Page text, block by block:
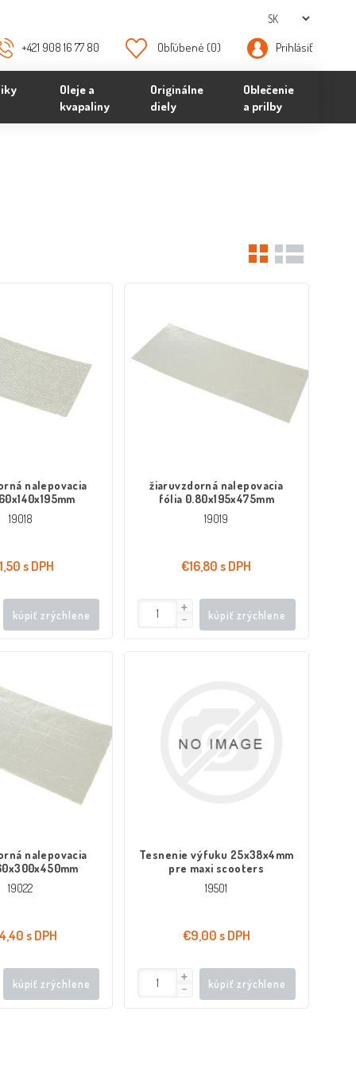
+421 908 16 77 80 Obľúbené (0) Prihlásiť
Oleje a
kvapaliny
Originálne
diely
Oblečenie
a prilby
nalepovacia
19018
s DPH
kúpiť zrýchlene
žiaruvzdorná nalepovacia
fólia 0.80x195x475mm
19019
€16,80 s DPH
kúpiť zrýchlene
nalepovacia
19022
s DPH
kúpiť zrýchlene
Tesnenie výfuku 25x38x4mm
pre maxi scooters
19501
€9,00 s DPH
kúpiť zrýchlene